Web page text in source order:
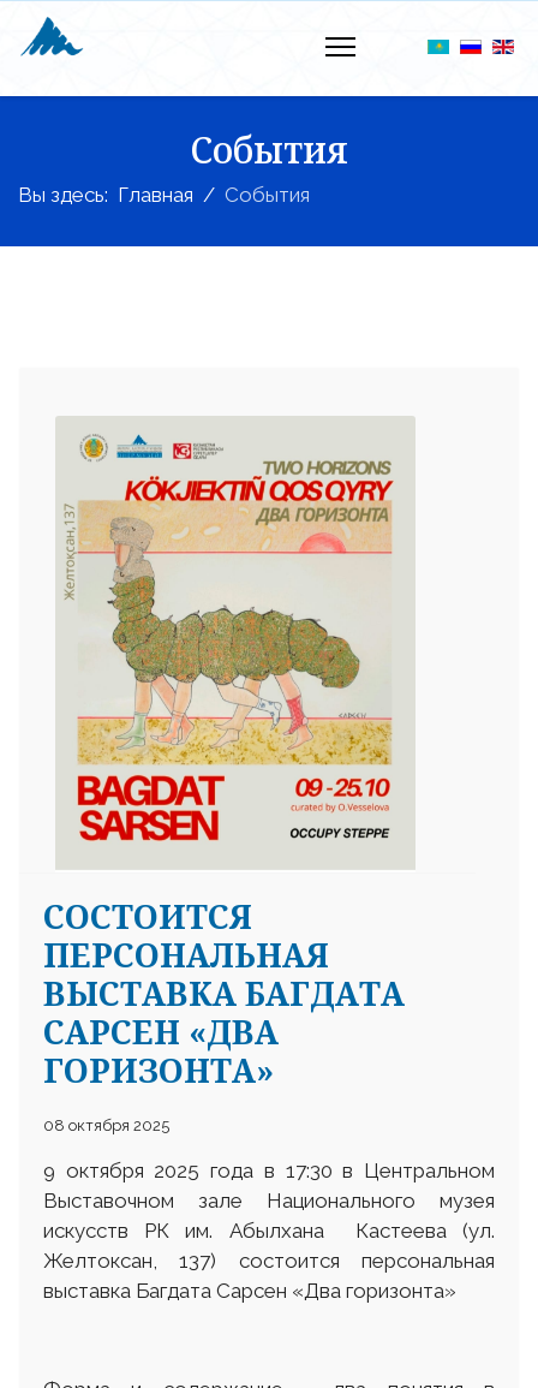
События
Вы здесь: Главная События
СОСТОИТСЯ
ПЕРСОНАЛЬНАЯ
ВЫСТАВКА БАГДАТА
САРСЕН «ДВА
ГОРИЗОНТА»
08 октября 2025
9 октября 2025 года в 17:30 в Центральном
Выставочном зале Национального музея
искусств РК им. Абылхана Кастеева (ул.
Желтоксан, 137) состоится персональная
выставка Багдата Сарсен «Два горизонта»